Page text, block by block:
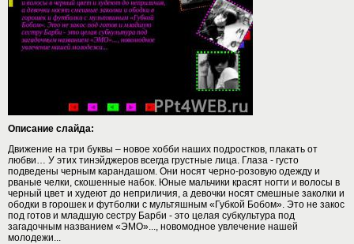
Описание слайда:
Движение на три буквы – новое хобби наших подростков, плакать от
любви… У этих тинэйджеров всегда грустные лица. Глаза - густо
подведены черным карандашом. Они носят черно-розовую одежду и
рваные челки, скошенные набок. Юные мальчики красят ногти и волосы в
черный цвет и худеют до неприличия, а девочки носят смешные заколки и
ободки в горошек и футболки с мультяшным «Губкой Бобом». Это не закос
под готов и младшую сестру Барби - это целая субкультура под
загадочным названием «ЭМО»..., новомодное увлечение нашей
молодежи...